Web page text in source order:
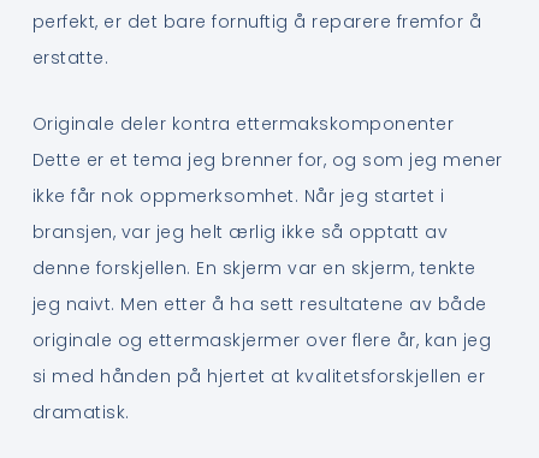
perfekt, er det bare fornuftig å reparere fremfor å
erstatte.
Originale deler kontra ettermakskomponenter
Dette er et tema jeg brenner for, og som jeg mener
ikke får nok oppmerksomhet. Når jeg startet i
bransjen, var jeg helt ærlig ikke så opptatt av
denne forskjellen. En skjerm var en skjerm, tenkte
jeg naivt. Men etter å ha sett resultatene av både
originale og ettermaskjermer over flere år, kan jeg
si med hånden på hjertet at kvalitetsforskjellen er
dramatisk.